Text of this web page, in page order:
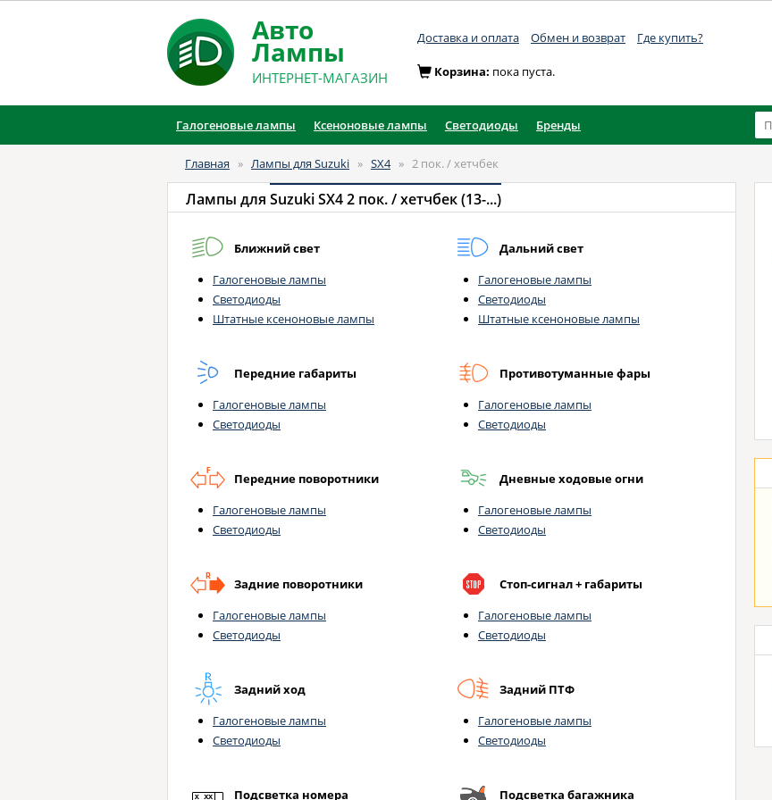
Авто
Лампы
ИНТЕРНЕТ-МАГАЗИН
Доставка и оплата Обмен и возврат Где купить?
Корзина: пока пуста.
Галогеновые лампы Ксеноновые лампы Светодиоды Бренды
Главная » Лампы для Suzuki » SX4 » 2 пок. / хетчбек
Лампы для Suzuki SX4 2 пок. / хетчбек (13-...)
Ближний свет
Галогеновые лампы
Светодиоды
Штатные ксеноновые лампы
Дальний свет
Галогеновые лампы
Светодиоды
Штатные ксеноновые лампы
Передние габариты
Галогеновые лампы
Светодиоды
Противотуманные фары
Галогеновые лампы
Светодиоды
Передние поворотники
Галогеновые лампы
Светодиоды
Дневные ходовые огни
Галогеновые лампы
Светодиоды
Задние поворотники
Галогеновые лампы
Светодиоды
Стоп-сигнал + габариты
Галогеновые лампы
Светодиоды
Задний ход
Галогеновые лампы
Светодиоды
Задний ПТФ
Галогеновые лампы
Светодиоды
Подсветка номера Подсветка багажника